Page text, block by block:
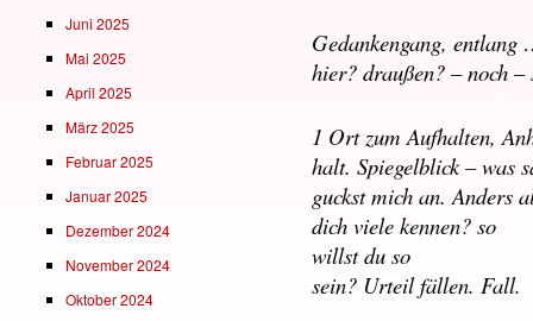
Gedankengang,
hier? draußen? – noch –
1 Ort zum Aufhalten,
halt. Spiegelblick – was
guckst mich an. Anders
dich viele kennen? so
willst du so
sein? Urteil fällen. Fall.
Juni 2025
Mai 2025
April 2025
März 2025
Februar 2025
Januar 2025
Dezember 2024
November 2024
Oktober 2024